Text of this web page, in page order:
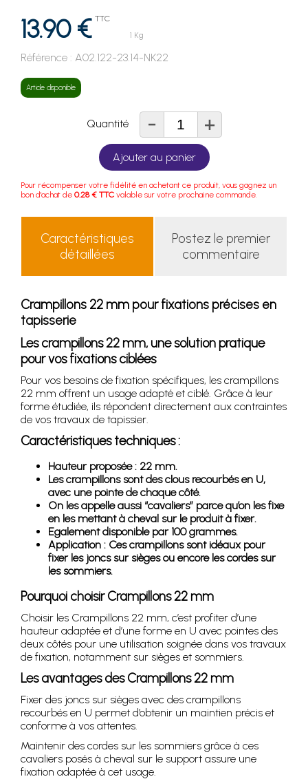
13.90 € TTC
1 Kg
Référence : A02.122-23.14-NK22
Article disponible
Quantité - +
Ajouter au panier
Pour récompenser votre fidélité en achetant ce produit, vous gagnez un
bon d'achat de 0.28 € TTC valable sur votre prochaine commande.
Caractéristiques
détaillées
Postez le premier
commentaire
Crampillons 22 mm pour fixations précises en
tapisserie
Les crampillons 22 mm, une solution pratique
pour vos fixations ciblées
Pour vos besoins de fixation spécifiques, les crampillons
22 mm offrent un usage adapté et ciblé. Grâce à leur
forme étudiée, ils répondent directement aux contraintes
de vos travaux de tapissier.
Caractéristiques techniques :
Hauteur proposée : 22 mm.
Les crampillons sont des clous recourbés en U,
avec une pointe de chaque côté.
On les appelle aussi “cavaliers” parce qu’on les fixe
en les mettant à cheval sur le produit à fixer.
Egalement disponible par 100 grammes.
Application : Ces crampillons sont idéaux pour
fixer les joncs sur sièges ou encore les cordes sur
les sommiers.
Pourquoi choisir Crampillons 22 mm
Choisir les Crampillons 22 mm, c’est profiter d’une
hauteur adaptée et d’une forme en U avec pointes des
deux côtés pour une utilisation soignée dans vos travaux
de fixation, notamment sur sièges et sommiers.
Les avantages des Crampillons 22 mm
Fixer des joncs sur sièges avec des crampillons
recourbés en U permet d’obtenir un maintien précis et
conforme à vos attentes.
Maintenir des cordes sur les sommiers grâce à ces
cavaliers posés à cheval sur le support assure une
fixation adaptée à cet usage.